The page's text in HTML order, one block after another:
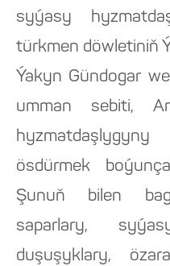
syýasy
türkmen döwletiniň
Ýakyn Gündogar
umman sebiti,
ösdürmek
Şunuň bilen
saparlary,
duşuşyklary,